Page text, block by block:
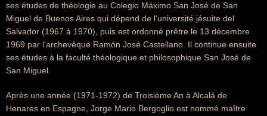
ses études de théologie au Colegio Máximo San José de San
Miguel de Buenos Aires qui dépend de l'université jésuite del
Salvador (1967 à 1970), puis est ordonné prêtre le 13 décembre
1969 par l'archevêque Ramón José Castellano. Il continue ensuite
ses études à la faculté théologique et philosophique San José de
San Miguel.
Après une année (1971-1972) de Troisième An à Alcalá de
Henares en Espagne, Jorge Mario Bergoglio est nommé maître